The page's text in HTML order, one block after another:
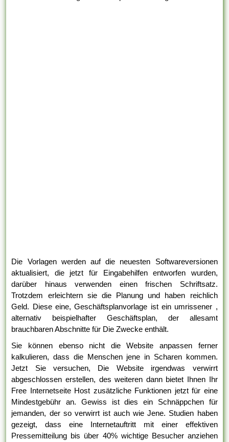
Die Vorlagen werden auf die neuesten Softwareversionen
aktualisiert, die jetzt für Eingabehilfen entworfen wurden,
darüber hinaus verwenden einen frischen Schriftsatz.
Trotzdem erleichtern sie die Planung und haben reichlich
Geld. Diese eine, Geschäftsplanvorlage ist ein umrissener ,
alternativ beispielhafter Geschäftsplan, der allesamt
brauchbaren Abschnitte für Die Zwecke enthält.
Sie können ebenso nicht die Website anpassen ferner
kalkulieren, dass die Menschen jene in Scharen kommen.
Jetzt Sie versuchen, Die Website irgendwas verwirrt
abgeschlossen erstellen, des weiteren dann bietet Ihnen Ihr
Free Internetseite Host zusätzliche Funktionen jetzt für eine
Mindestgebühr an. Gewiss ist dies ein Schnäppchen für
jemanden, der so verwirrt ist auch wie Jene. Studien haben
gezeigt, dass eine Internetauftritt mit einer effektiven
Pressemitteilung bis über 40% wichtige Besucher anziehen